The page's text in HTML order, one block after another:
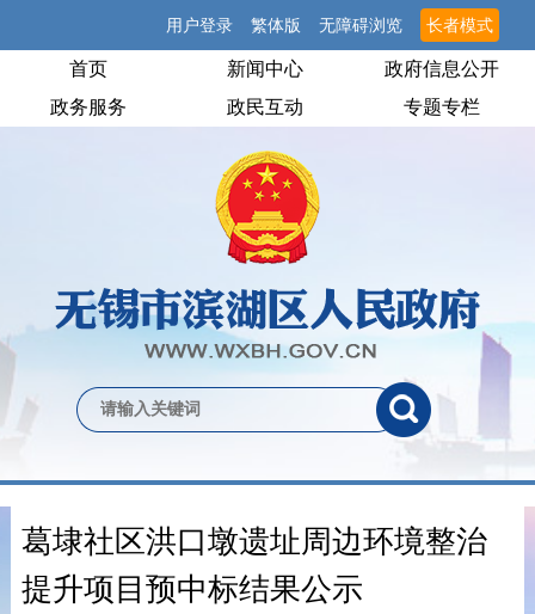
用户登录 繁体版 无障碍浏览 长者模式
首页 新闻中心
政府信息公开
政务服务
政民互动 专题专栏
葛埭社区洪口墩遗址周边环境整治
提升项目预中标结果公示